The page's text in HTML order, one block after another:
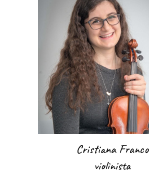
Cristiana Franco
violinista